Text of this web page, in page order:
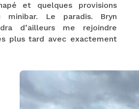
et quelques provisions
minibar. Le paradis. Bryn
d’ailleurs me rejoindre
plus tard avec exactement